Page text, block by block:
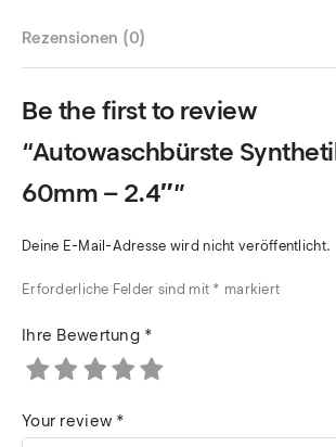
Rezensionen (0)
Be the first to review
“Autowaschbürste
60mm – 2.4″”
Deine E-Mail-Adresse wird nicht veröffentlicht.
Erforderliche Felder sind mit * markiert
Ihre Bewertung *
Your review *